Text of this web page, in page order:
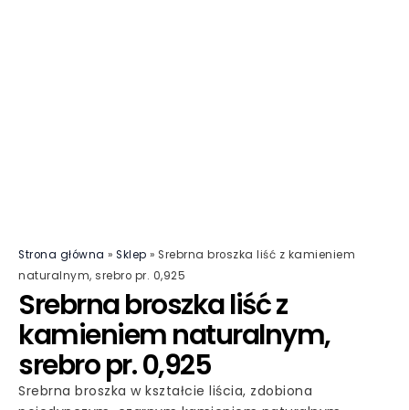
Strona główna » Sklep » Srebrna broszka liść z kamieniem
naturalnym, srebro pr. 0,925
Srebrna broszka liść z
kamieniem naturalnym,
srebro pr. 0,925
Srebrna broszka w kształcie liścia, zdobiona